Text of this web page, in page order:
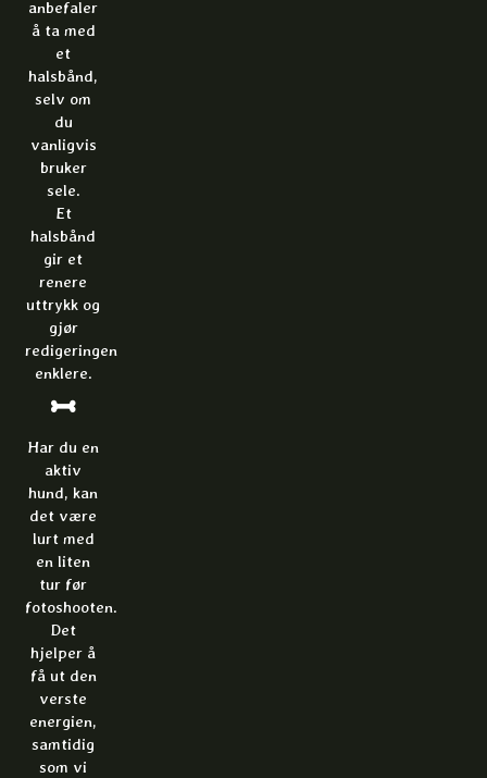
anbefaler
å ta med
et
halsbånd,
selv om
du
vanligvis
bruker
sele.
Et
halsbånd
gir et
renere
uttrykk og
gjør
redigeringen
enklere.
Har du en
aktiv
hund, kan
det være
lurt med
en liten
tur før
fotoshooten.
Det
hjelper å
få ut den
verste
energien,
samtidig
som vi